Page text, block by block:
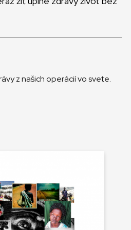
z našich operácií vo svete.